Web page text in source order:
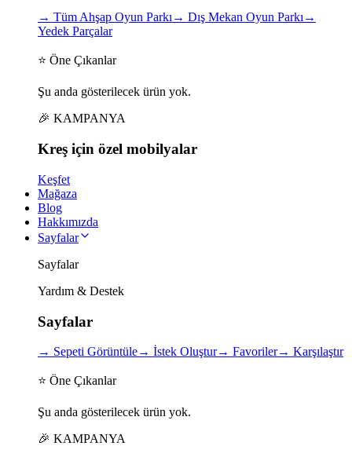
→ Tüm Ahşap Oyun Parkı→ Dış Mekan Oyun Parkı→
Yedek Parçalar
⭐ Öne Çıkanlar
Şu anda gösterilecek ürün yok.
🎉 KAMPANYA
Kreş için özel mobilyalar
Keşfet
Mağaza
Blog
Hakkımızda
Sayfalar
Sayfalar
Yardım & Destek
Sayfalar
→ Sepeti Görüntüle→ İstek Oluştur→ Favoriler→ Karşılaştır
⭐ Öne Çıkanlar
Şu anda gösterilecek ürün yok.
🎉 KAMPANYA